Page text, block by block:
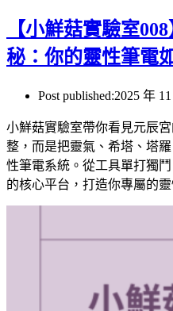
【小鮮菇實驗室
秘：你的靈性筆電
Post published:2025 年
小鮮菇實驗室帶你看見元辰
整，而是把靈氣、希塔、塔
性筆電系統。從工具單打獨
的核心平台，打造你專屬的靈